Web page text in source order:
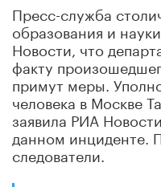
Пресс-служба
образования и
Новости, что
факту
примут меры.
человека в Москве
заявила РИА
данном инциденте.
следователи.